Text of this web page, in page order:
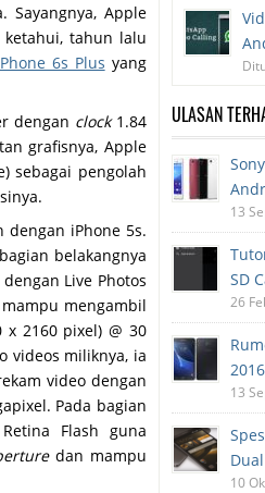
Apple
tahun lalu
6s Plus yang
dengan clock1.84
grafisnya, Apple
sebagai pengolah
iPhone 5s.
belakangnya
Live Photos
mengambil
2160 pixel) @ 30
videos miliknya, ia
video dengan
Pada bagian
Flash guna
dan mampu
ULASAN
13
SD
26
2016
13
10